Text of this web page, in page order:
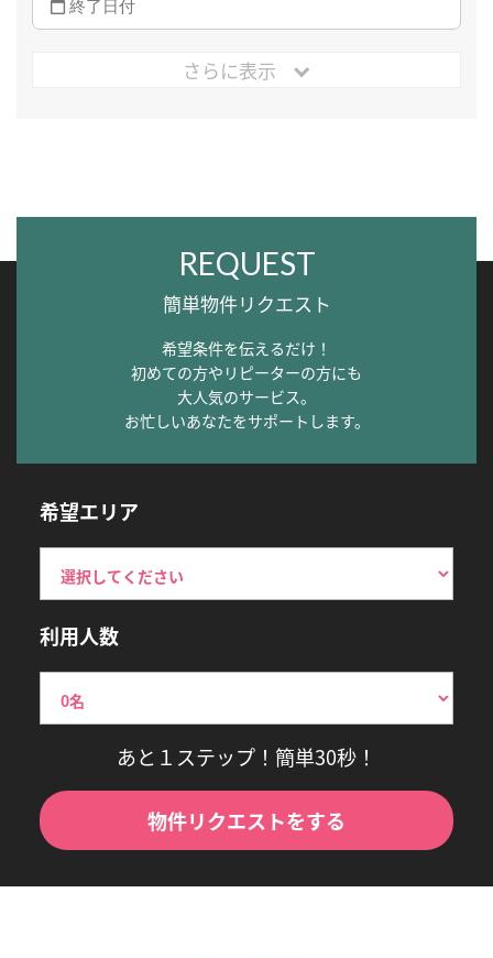
さらに表示
REQUEST
簡単物件リクエスト
希望条件を伝えるだけ！
初めての方やリピーターの方にも
大人気のサービス。
お忙しいあなたをサポートします。
希望エリア
利用人数
あと１ステップ！簡単30秒！
物件リクエストをする